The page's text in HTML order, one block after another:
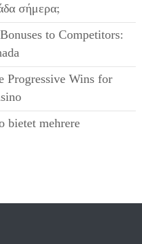
σήμερα;
to Competitors:
Progressive Wins for
bietet mehrere